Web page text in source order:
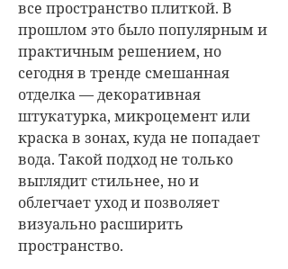
все пространство плиткой. В
прошлом это было популярным и
практичным решением, но
сегодня в тренде смешанная
отделка — декоративная
штукатурка, микроцемент или
краска в зонах, куда не попадает
вода. Такой подход не только
выглядит стильнее, но и
облегчает уход и позволяет
визуально расширить
пространство.